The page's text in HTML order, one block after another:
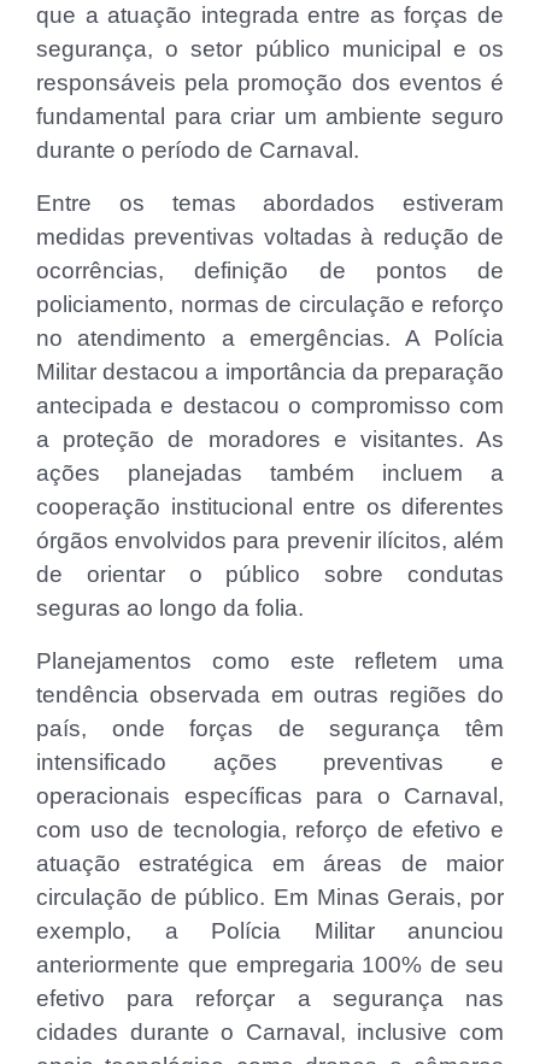
que a atuação integrada entre as forças de
segurança, o setor público municipal e os
responsáveis pela promoção dos eventos é
fundamental para criar um ambiente seguro
durante o período de Carnaval.
Entre os temas abordados estiveram
medidas preventivas voltadas à redução de
ocorrências, definição de pontos de
policiamento, normas de circulação e reforço
no atendimento a emergências. A Polícia
Militar destacou a importância da preparação
antecipada e destacou o compromisso com
a proteção de moradores e visitantes. As
ações planejadas também incluem a
cooperação institucional entre os diferentes
órgãos envolvidos para prevenir ilícitos, além
de orientar o público sobre condutas
seguras ao longo da folia.
Planejamentos como este refletem uma
tendência observada em outras regiões do
país, onde forças de segurança têm
intensificado ações preventivas e
operacionais específicas para o Carnaval,
com uso de tecnologia, reforço de efetivo e
atuação estratégica em áreas de maior
circulação de público. Em Minas Gerais, por
exemplo, a Polícia Militar anunciou
anteriormente que empregaria 100% de seu
efetivo para reforçar a segurança nas
cidades durante o Carnaval, inclusive com